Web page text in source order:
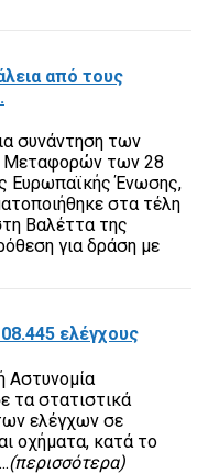
από τους
συνάντηση των
Μεταφορών των 28
Ευρωπαϊκής Ένωσης,
στα τέλη
Βαλέττα της
για δράση με
ελέγχους
Αστυνομία
τα στατιστικά
ελέγχων σε
οχήματα, κατά το
(περισσότερα)